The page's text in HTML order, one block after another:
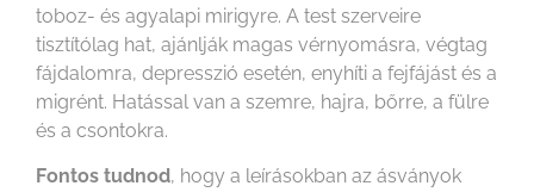
toboz- és agyalapi mirigyre. A test szerveire
tisztítólag hat, ajánlják magas vérnyomásra, végtag
fájdalomra, depresszió esetén, enyhíti a fejfájást és a
migrént. Hatással van a szemre, hajra, bőrre, a fülre
és a csontokra.
Fontos tudnod, hogy a leírásokban az ásványok